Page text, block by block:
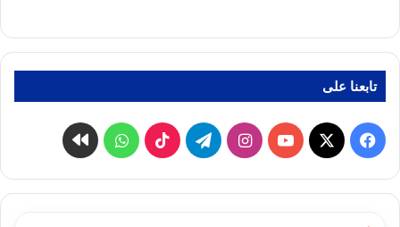
تابعنا على
فيسبوك
‫X
‫YouTubeانستقرامتيلقرام ‫TikTokواتسابكواى